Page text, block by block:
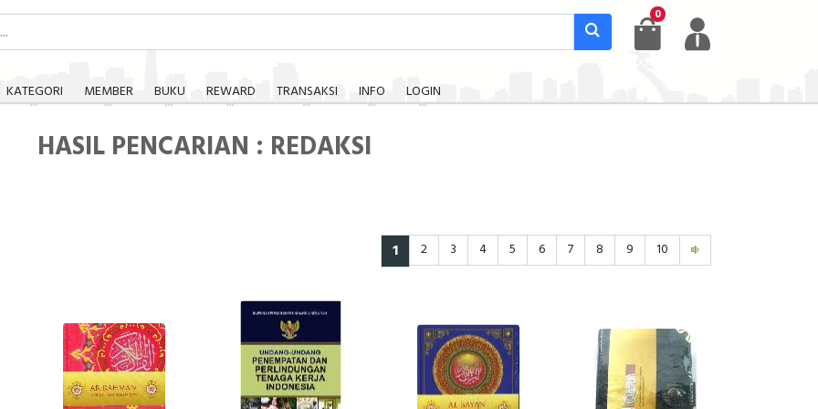
0
KATEGORI MEMBER BUKU REWARD TRANSAKSI INFO LOGIN
HASIL PENCARIAN : REDAKSI
1 2 3 4 5 6 7 8 9 10